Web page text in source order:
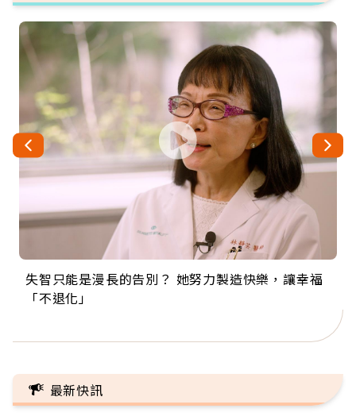
失智只能是漫長的告別？ 她努力製造快樂，讓幸福
「不退化」
來自剛果的巧克力神父 為台灣奉獻36年 「台灣是我
的家，我連作夢都講台語！」
63歲卸矽谷副總、搬回台灣找快樂！「蛋黃哥小
丑」走進安養院，逗樂上萬爺奶：退休後才開始真
104歲打破金氏世界紀錄 成為全球最年長羽球選
手，分享長壽的秘密原來是「這個」
事業巔峰他選擇追夢…黑手阿伯拉小提琴還登上小
巨蛋！連CNN都大讚！
最新快訊